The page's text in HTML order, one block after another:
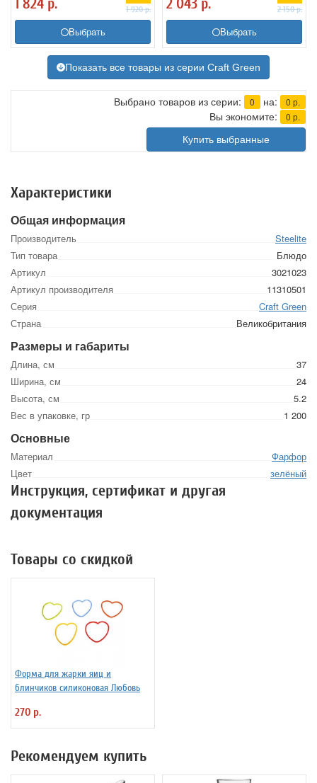
1 920р.
Выбрать
2 150р.
Выбрать
Показать все товары из серии Craft Green
Выбрано товаров из серии: 0 на: 0 р.
Вы экономите: 0 р.
Купить выбранные
Характеристики
Общая информация
Производитель
Steelite
Тип товара
Блюдо
Артикул
3021023
Артикул производителя
11310501
Серия
Craft Green
Страна
Великобритания
Размеры и габариты
Длина, см
37
Ширина, см
24
Высота, см
5.2
Вес в упаковке, гр
1 200
Основные
Материал
Фарфор
Цвет
зелёный
Инструкция, сертификат и другая
документация
Товары со скидкой
Форма для жарки яиц и
блинчиков силиконовая Любовь
270 р.
Рекомендуем купить